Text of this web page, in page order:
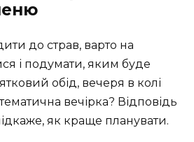
до страв, варто на
і подумати, яким буде
обід, вечеря в колі
вечірка? Відповідь
як краще планувати.